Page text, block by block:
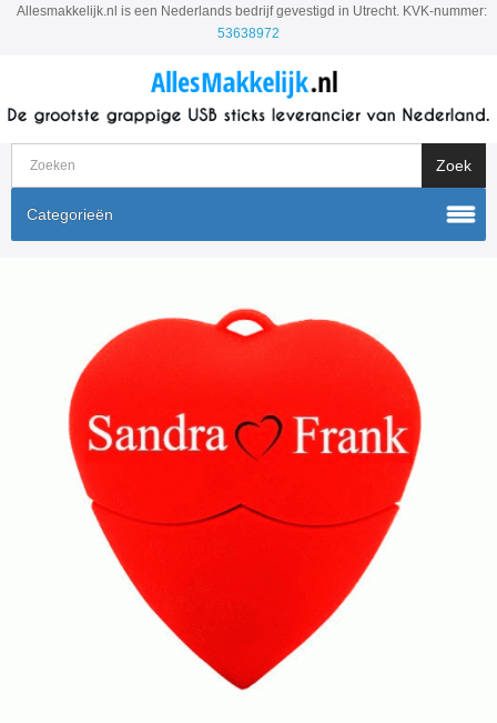
Allesmakkelijk.nl is een Nederlands bedrijf gevestigd in Utrecht. KVK-nummer:
53638972
Categorieën